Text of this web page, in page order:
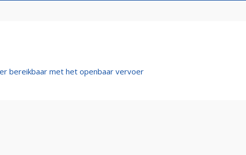
bereikbaar met het openbaar vervoer